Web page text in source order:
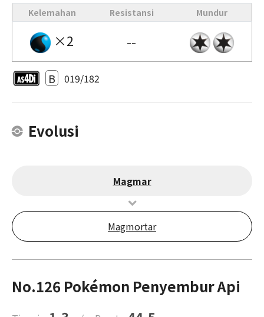
Kelemahan Resistansi Mundur
×2 --
B 019/182
Evolusi
Magmar
Magmortar
No.126 Pokémon Penyembur Api